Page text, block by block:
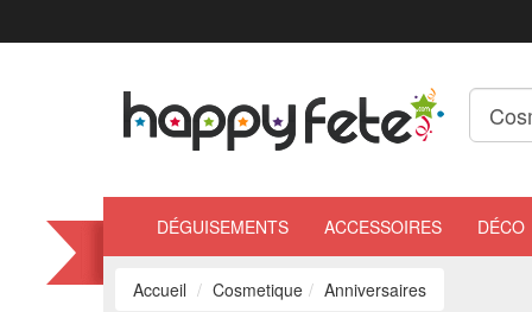
DÉGUISEMENTS ACCESSOIRES DÉCO
Accueil Cosmetique Anniversaires